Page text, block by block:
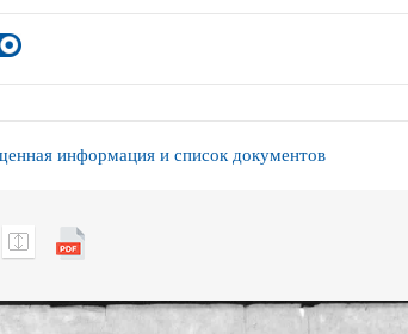
информация и список документов